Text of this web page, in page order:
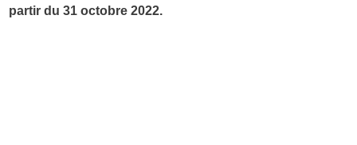
partir du 31 octobre 2022.